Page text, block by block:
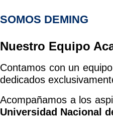
SOMOS DEMING
Nuestro Equipo
Contamos con un
dedicados
Acompañamos a los
Universidad Nacional